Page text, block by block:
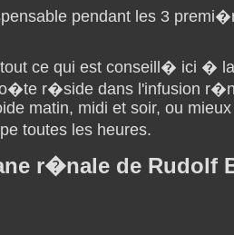
pendant les 3
ce qui est conseill� ici �
r�side dans l'infusion
matin, midi et soir, ou
toutes les heures.
r�nale de Rudolf